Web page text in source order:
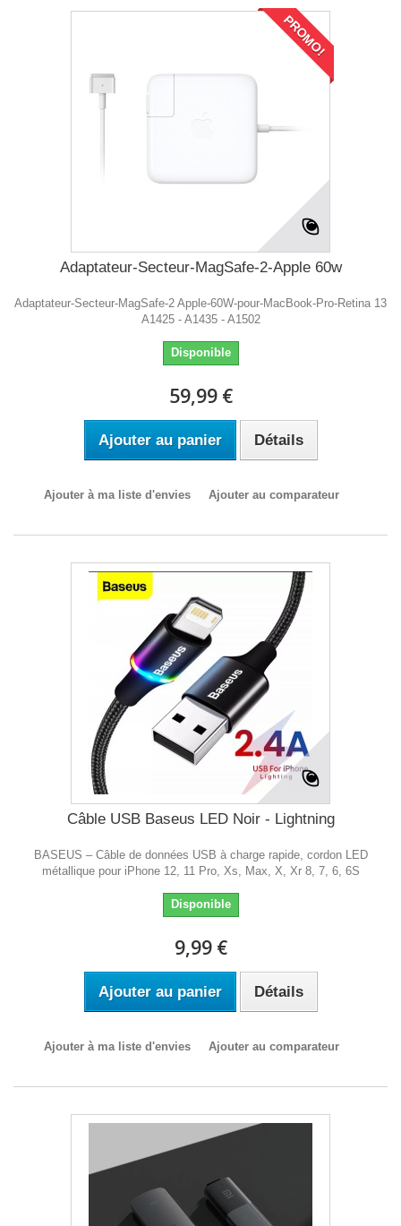
PROMO!
Adaptateur-Secteur-MagSafe-2-Apple 60w
Adaptateur-Secteur-MagSafe-2 Apple-60W-pour-MacBook-Pro-Retina 13
A1425 - A1435 - A1502
Disponible
59,99 €
Ajouter au panier Détails
Ajouter à ma liste d'envies Ajouter au comparateur
Câble USB Baseus LED Noir - Lightning
BASEUS – Câble de données USB à charge rapide, cordon LED
métallique pour iPhone 12, 11 Pro, Xs, Max, X, Xr 8, 7, 6, 6S
Disponible
9,99 €
Ajouter au panier Détails
Ajouter à ma liste d'envies Ajouter au comparateur